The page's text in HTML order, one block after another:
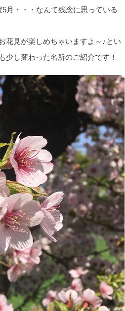
月・・・なんて残念に思っている
花見が楽しめちゃいますよ～♪とい
少し変わった名所のご紹介です！